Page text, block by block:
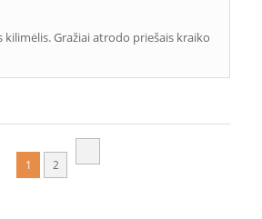
kilimėlis. Gražiai atrodo priešais kraiko
1 2